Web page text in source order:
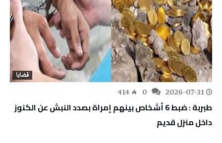
قضايا
2026-07-31
414
طبربة : ضبط 6 أشخاص بينهم إمراة بصدد النبش عن الكنوز
داخل منزل قديم